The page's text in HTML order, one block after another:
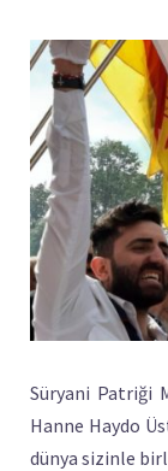
Süryani Patriği
Hanne Haydo
dünya sizinle